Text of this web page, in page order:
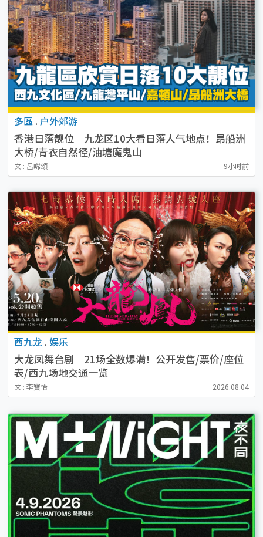
多區 . 户外郊游
香港日落靓位︱九龙区10大看日落人气地点！昂船洲
大桥/青衣自然径/油塘魔鬼山
文 : 呂晞頌 9小时前
西九龙 . 娱乐
大龙凤舞台剧︱21场全数爆满！公开发售/票价/座位
表/西九场地交通一览
文 : 李寶怡 2026.08.04